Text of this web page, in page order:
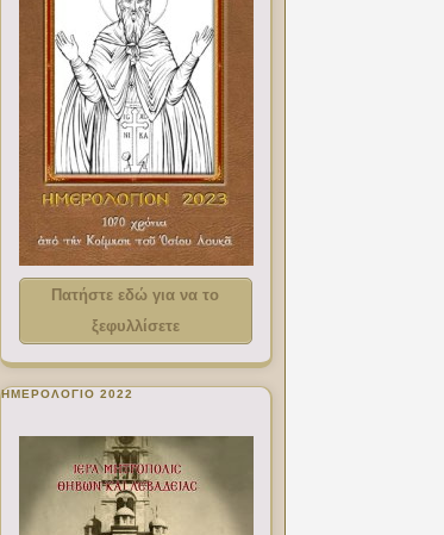
Πατήστε εδώ για να το
ξεφυλλίσετε
ΗΜΕΡΟΛΟΓΙΟ 2022